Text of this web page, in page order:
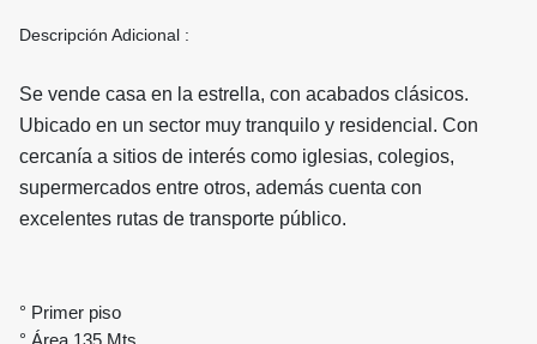
Descripción Adicional :
Se vende casa en la estrella, con acabados clásicos.
Ubicado en un sector muy tranquilo y residencial. Con
cercanía a sitios de interés como iglesias, colegios,
supermercados entre otros, además cuenta con
excelentes rutas de transporte público.
° Primer piso